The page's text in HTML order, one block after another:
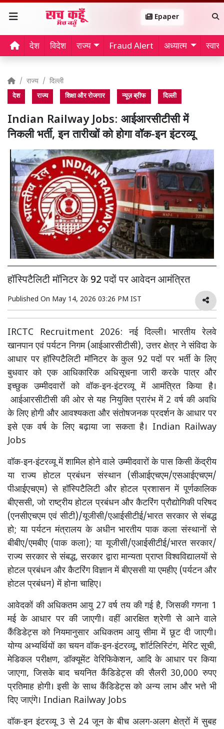
Epaper
देश विदेश राज्य Fraud Alert अध्यात्म
राज्य दिल्ली
देश राज्य शिक्षा और रोजगार न्यूज़ ब्रीफ दिल्ली
Indian Railway Jobs: आईआरसीटीसी में
निकली भर्ती, इन तारीखों को होगा वॉक-इन इंटरव्यू
हॉस्पिटैलिटी मॉनिटर के 92 पदों पर आवेदन आमंत्रित
Published On May 14, 2026 03:26 PM IST
IRCTC Recruitment 2026: नई दिल्ली। भारतीय रेलवे
खानपान एवं पर्यटन निगम (आईआरसीटीसी), उत्तर क्षेत्र ने संविदा के
आधार पर हॉस्पिटैलिटी मॉनिटर के कुल 92 पदों पर भर्ती के लिए
बुधवार को एक आधिकारिक अधिसूचना जारी करके पात्र और
इच्छुक उम्मीदवारों को वॉक-इन-इंटरव्यू में आमंत्रित किया है।
आईआरसीटीसी की ओर से यह नियुक्ति प्रारंभ में 2 वर्ष की अवधि
के लिए होगी और आवश्यकता और संतोषजनक प्रदर्शन के आधार पर
इसे एक वर्ष के लिए बढ़ाया जा सकता है। Indian Railway
Jobs
वॉक-इन-इंटरव्यू में शामिल होने वाले उम्मीदवारों के पास किसी केंद्रीय
या राज्य होटल प्रबंधन संस्थान (सीआईएचएम/एसआईएचएम/
पीआईएचएम) से हॉस्पिटैलिटी और होटल प्रशासन में पूर्णकालिक
बीएससी, जो राष्ट्रीय होटल प्रबंधन और कैटरिंग प्रौद्योगिकी परिषद
(एनसीएचएम एवं सीटी)/यूजीसी/एआईसीटीई/भारत सरकार से संबद्ध
हो; या पर्यटन मंत्रालय के अधीन भारतीय पाक कला संस्थानों से
बीबीए/एमबीए (पाक कला); या यूजीसी/एआईसीटीई/भारत सरकार/
राज्य सरकार से संबद्ध, सरकार द्वारा मान्यता प्राप्त विश्वविद्यालयों से
होटल प्रबंधन और कैटरिंग विज्ञान में बीएससी या एमहीए (पर्यटन और
होटल प्रबंधन) में होना चाहिए।
आवेदकों की अधिकतम आयु 27 वर्ष तय की गई है, जिसकी गणना 1
मई के आधार पर की जाएगी। वहीं आरक्षित श्रेणी से आने वाले
कैंडिडेट्स को नियमानुसार अधिकतम आयु सीमा में छूट दी जाएगी।
योग्य अभ्यर्थियों का चयन वॉक-इन-इंटरव्यू, शॉर्टलिस्टिंग, मेरिट सूची,
मेडिकल परीक्षण, डॉक्यूमेंट वेरिफिकेशन, आदि के आधार पर किया
जाएगा, जिसके बाद चयनित कैंडिडेट्स की सैलरी 30,000 रुपए
प्रतिमाह होगी। इसी के साथ कैंडिडेट्स को अन्य लाभ और भत्ते भी
दिए जाएंगे। Indian Railway Jobs
वॉक-इन इंटरव्यू 3 से 24 जून के बीच अलग-अलग क्षेत्रों में सुबह